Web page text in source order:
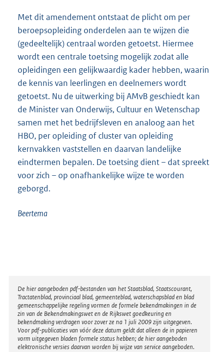
Met dit amendement ontstaat de plicht om per
beroepsopleiding onderdelen aan te wijzen die
(gedeeltelijk) centraal worden getoetst. Hiermee
wordt een centrale toetsing mogelijk zodat alle
opleidingen een gelijkwaardig kader hebben, waarin
de kennis van leerlingen en deelnemers wordt
getoetst. Nu de uitwerking bij AMvB geschiedt kan
de Minister van Onderwijs, Cultuur en Wetenschap
samen met het bedrijfsleven en analoog aan het
HBO, per opleiding of cluster van opleiding
kernvakken vaststellen en daarvan landelijke
eindtermen bepalen. De toetsing dient – dat spreekt
voor zich – op onafhankelijke wijze te worden
geborgd.
Beertema
Disclaimer
De hier aangeboden pdf-bestanden van het Staatsblad, Staatscourant,
Tractatenblad, provinciaal blad, gemeenteblad, waterschapsblad en blad
gemeenschappelijke regeling vormen de formele bekendmakingen in de
zin van de Bekendmakingswet en de Rijkswet goedkeuring en
bekendmaking verdragen voor zover ze na 1 juli 2009 zijn uitgegeven.
Voor pdf-publicaties van vóór deze datum geldt dat alleen de in papieren
vorm uitgegeven bladen formele status hebben; de hier aangeboden
elektronische versies daarvan worden bij wijze van service aangeboden.